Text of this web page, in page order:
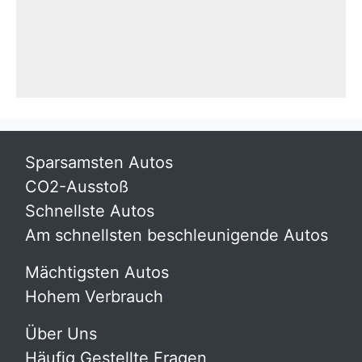
Sparsamsten Autos
CO2-Ausstoß
Schnellste Autos
Am schnellsten beschleunigende Autos
Mächtigsten Autos
Hohem Verbrauch
Über Uns
Häufig Gestellte Fragen